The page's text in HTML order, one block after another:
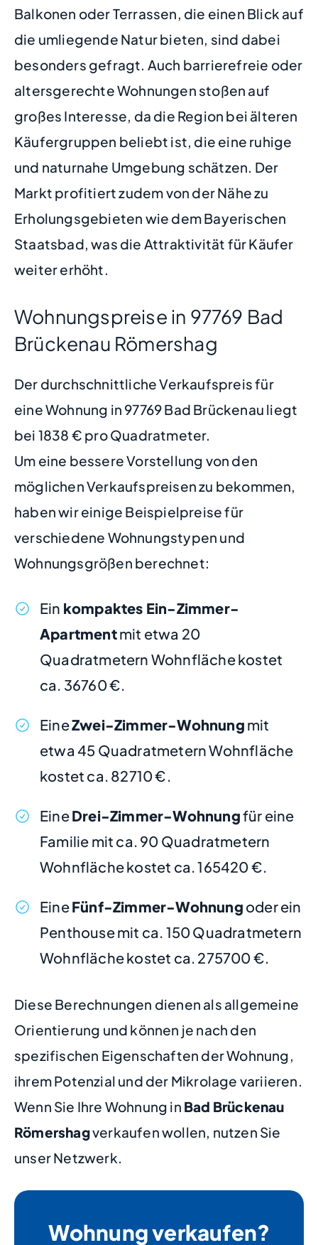
Balkonen oder Terrassen, die einen Blick auf
die umliegende Natur bieten, sind dabei
besonders gefragt. Auch barrierefreie oder
altersgerechte Wohnungen stoßen auf
großes Interesse, da die Region bei älteren
Käufergruppen beliebt ist, die eine ruhige
und naturnahe Umgebung schätzen. Der
Markt profitiert zudem von der Nähe zu
Erholungsgebieten wie dem Bayerischen
Staatsbad, was die Attraktivität für Käufer
weiter erhöht.
Wohnungspreise in 97769 Bad
Brückenau Römershag
Der durchschnittliche Verkaufspreis für
eine Wohnung in 97769 Bad Brückenau liegt
bei 1838 € pro Quadratmeter.
Um eine bessere Vorstellung von den
möglichen Verkaufspreisen zu bekommen,
haben wir einige Beispielpreise für
verschiedene Wohnungstypen und
Wohnungsgrößen berechnet:
Ein kompaktes Ein-Zimmer-
Apartmentmit etwa 20
Quadratmetern Wohnfläche kostet
ca. 36760 €.
EineZwei-Zimmer-Wohnung mit
etwa 45 Quadratmetern Wohnfläche
kostet ca. 82710 €.
EineDrei-Zimmer-Wohnungfür eine
Familie mit ca. 90 Quadratmetern
Wohnfläche kostet ca. 165420 €.
EineFünf-Zimmer-Wohnung oder ein
Penthouse mit ca. 150 Quadratmetern
Wohnfläche kostet ca. 275700 €.
Diese Berechnungen dienen als allgemeine
Orientierung und können je nach den
spezifischen Eigenschaften der Wohnung,
ihrem Potenzial und der Mikrolage variieren.
Wenn Sie Ihre Wohnung in Bad Brückenau
Römershagverkaufen wollen, nutzen Sie
unser Netzwerk.
Wohnung verkaufen?